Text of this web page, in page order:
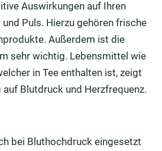
Auswirkungen auf Ihren
Puls. Hierzu gehören frische
Außerdem ist die
sehr wichtig. Lebensmittel wie
in Tee enthalten ist, zeigt
Blutdruck und Herzfrequenz.
bei Bluthochdruck eingesetzt